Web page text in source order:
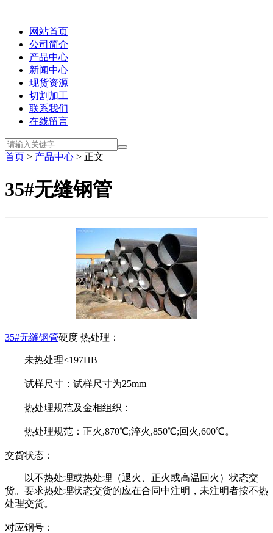
网站首页
公司简介
产品中心
新闻中心
现货资源
切割加工
联系我们
在线留言
首页 > 产品中心 > 正文
35#无缝钢管
35#无缝钢管硬度 热处理：
未热处理≤197HB
试样尺寸：试样尺寸为25mm
热处理规范及金相组织：
热处理规范：正火,870℃;淬火,850℃;回火,600℃。
交货状态：
以不热处理或热处理（退火、正火或高温回火）状态交
货。要求热处理状态交货的应在合同中注明，未注明者按不热
处理交货。
对应钢号：